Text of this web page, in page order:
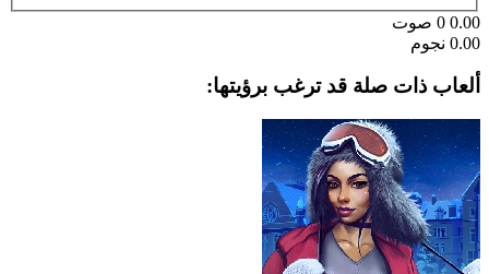
0.00
0 صوت
0.00 نجوم
ألعاب ذات صلة قد ترغب برؤيتها: